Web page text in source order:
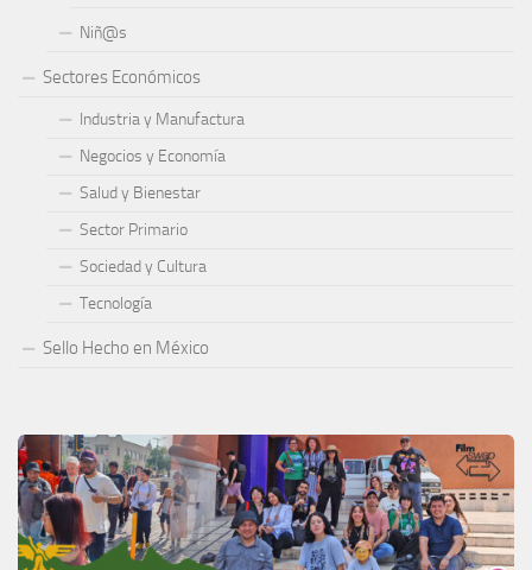
Niñ@s
Sectores Económicos
Industria y Manufactura
Negocios y Economía
Salud y Bienestar
Sector Primario
Sociedad y Cultura
Tecnología
Sello Hecho en México